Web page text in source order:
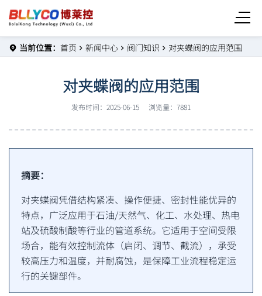
当前位置： 首页 新闻中心 阀门知识 对夹蝶阀的应用范围
对夹蝶阀的应用范围
发布时间：2025-06-15 浏览量：7881
摘要：
对夹蝶阀凭借结构紧凑、操作便捷、密封性能优异的
特点，广泛应用于石油/天然气、化工、水处理、热电
站及硫酸制酸等行业的管道系统。它适用于空间受限
场合，能有效控制流体（启闭、调节、截流），承受
较高压力和温度，并耐腐蚀，是保障工业流程稳定运
行的关键部件。